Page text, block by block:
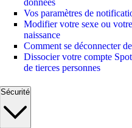
Vos paramètres de
Modifier votre sexe ou
naissance
Comment se déconnecter
Dissocier votre compte
de tierces personnes
Sécurité